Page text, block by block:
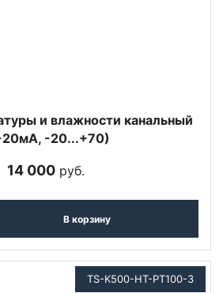
и влажности канальный
-20...+70)
14 000 руб.
В корзину
TS-K500-HT-PT100-3